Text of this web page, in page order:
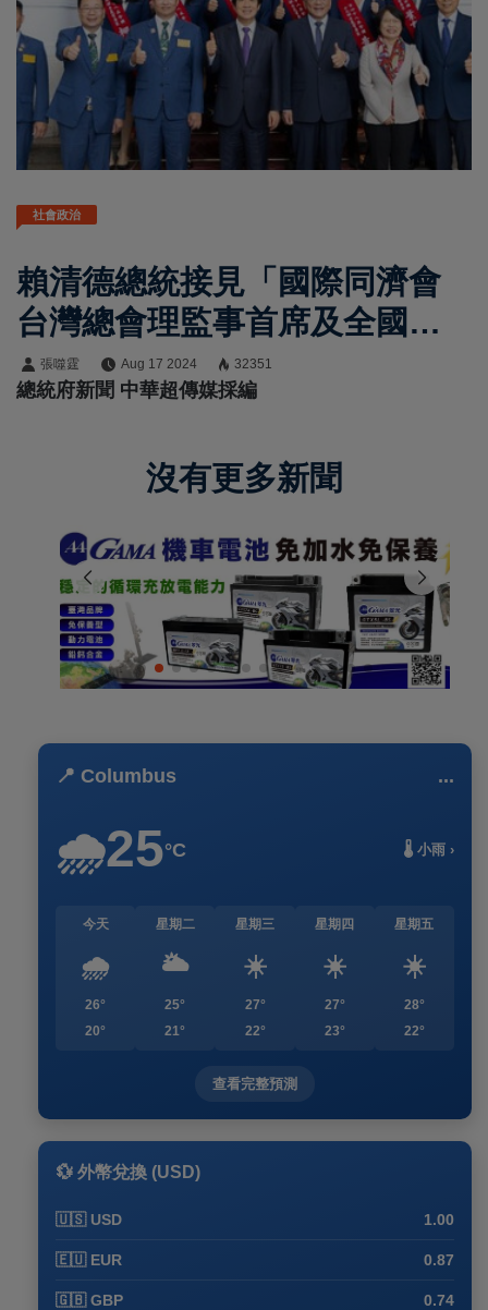
社會政治
賴清德總統接見「國際同濟會
台灣總會理監事首席及全國十
大傑出農業專家」，肯定全國
十大傑出農業專家貢獻，推動
張噬霆 Aug 17 2024 32351
總統府新聞 中華超傳媒採編
沒有更多新聞
📍 Columbus ...
🌧️25°C 🌡️ 小雨 ›
今天
🌧️
26°
20°
星期二
🌥️
25°
21°
星期三
☀️
27°
22°
星期四
☀️
27°
23°
星期五
☀️
28°
22°
查看完整預測
💱 外幣兌換 (USD)
🇺🇸 USD 1.00
🇪🇺 EUR 0.87
🇬🇧 GBP 0.74